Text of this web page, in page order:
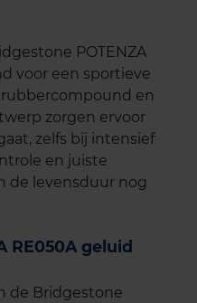
POTENZA
voor een sportieve
en
zorgen ervoor
zelfs bij intensief
en juiste
de levensduur nog
RE050A geluid
de Bridgestone